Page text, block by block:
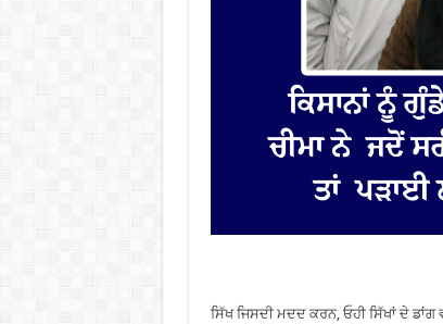
ਸਿੱਖ ਜਿਸਦੀ ਮਦਦ ਕਰਨ, ਓਹੀ ਸਿੱਖਾਂ ਦੇ ਡਾਂਗ